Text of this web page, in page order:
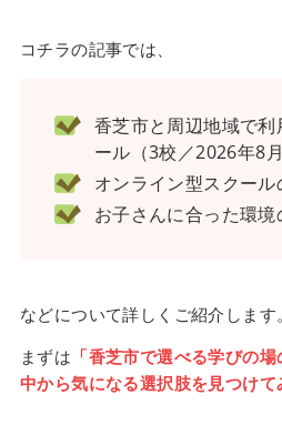
コチラの記事では、
香芝市と周辺地域で
ール（3校／2026年8
オンライン型スクー
お子さんに合った環境
などについて詳しくご紹介します。
まずは 「香芝市で選べる学びの
中から気になる選択肢を見つけて